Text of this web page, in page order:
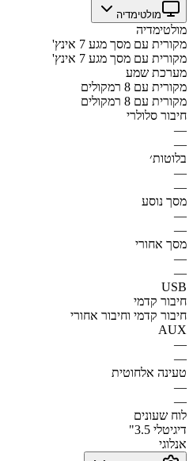
מולטימדיה
מולטימדיה
מקורית עם מסך מגע 7 אינץ'
מקורית עם מסך מגע 7 אינץ'
מערכת שמע
מקורית עם 8 רמקולים
מקורית עם 8 רמקולים
חיבור סלולרי
—
—
בלוטות׳
—
—
מסך נוסע
—
—
מסך אחורי
—
—
USB
חיבור קדמי
חיבור קדמי וחיבור אחורי
AUX
—
—
טעינה אלחוטית
—
—
לוח שעונים
דיגיטלי 3.5"
אנלוגי